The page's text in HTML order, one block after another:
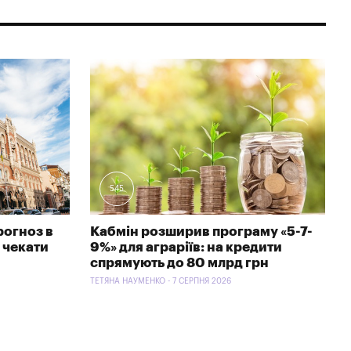
в
чекати
545
Кабмін розширив програму «5-7-
9%» для аграріїв: на кредити
спрямують до 80 млрд грн
ТЕТЯНА НАУМЕНКО - 7 СЕРПНЯ 2026